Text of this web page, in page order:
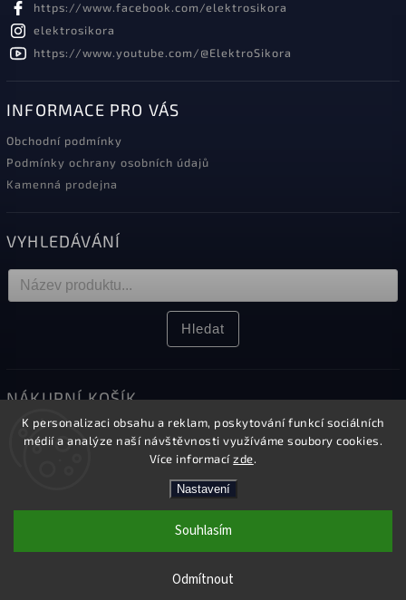
K personalizaci obsahu a reklam, poskytování funkcí sociálních
médií a analýze naší návštěvnosti využíváme soubory cookies.
Více informacízde.
Nastavení
Odmítnout
Souhlasím
Kamenná prodejna v Českém Těšíně
https://www.facebook.com/elektrosikora
elektrosikora
https://www.youtube.com/@ElektroSikora
INFORMACE PRO VÁS
Obchodní podmínky
Podmínky ochrany osobních údajů
Kamenná prodejna
VYHLEDÁVÁNÍ
Hledat
NÁKUPNÍ KOŠÍK
0ks /0 Kč
Copyright 2026Elektro Sikora. Všechna práva vyhrazena.
Upravit nastavení cookies